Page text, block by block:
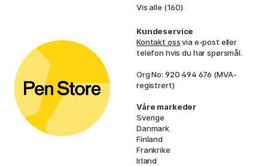
Vis alle (160)
Kundeservice
Kontakt ossvia e-post eller
telefon hvis du har spørsmål.
Org No: 920 494 676 (MVA-
registrert)
Våre markeder
Sverige
Danmark
Finland
Frankrike
Irland